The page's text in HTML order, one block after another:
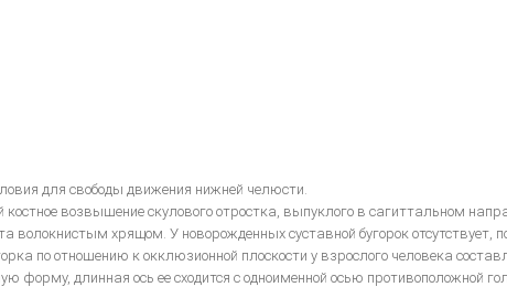
для свободы движения нижней челюсти.
костное возвышение скулового отростка, выпуклого в сагиттальном
волокнистым хрящом. У новорожденных суставной бугорок отсутствует,
по отношению к окклюзионной плоскости у взрослого человека
форму, длинная ось ее сходится с одноименной осью противоположной